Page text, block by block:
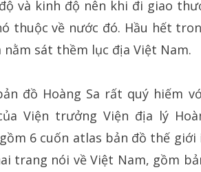
và kinh độ nên khi đi giao
thuộc về nước đó. Hầu hết
nằm sát thềm lục địa Việt Nam.
đồ Hoàng Sa rất quý hiếm
Viện trưởng Viện địa lý
6 cuốn atlas bản đồ thế giới
trang nói về Việt Nam, gồm